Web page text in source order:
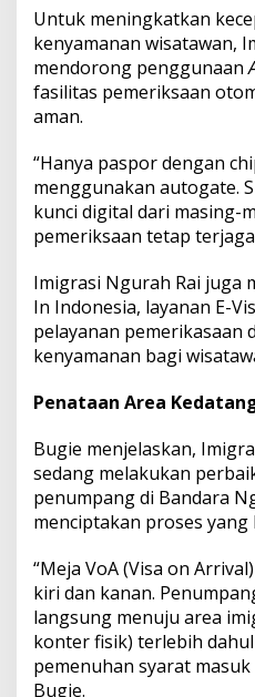
R
e
-
F
l
n
g
P
e
m
p
a
n
Untuk meningkatkan
kenyamanan wisatawan,
mendorong penggunaan
fasilitas pemeriksaan
aman.
“Hanya paspor dengan
menggunakan autogate.
kunci digital dari masing-
pemeriksaan tetap
Imigrasi Ngurah Rai juga
In Indonesia, layanan E-
pelayanan pemerikasaan
kenyamanan bagi
Penataan Area
Bugie menjelaskan,
sedang melakukan
penumpang di Bandara
menciptakan proses yang
“Meja VoA (Visa on
kiri dan kanan.
langsung menuju area
konter fisik) terlebih
pemenuhan syarat masuk
Bugie.